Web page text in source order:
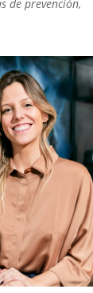
de prevención,